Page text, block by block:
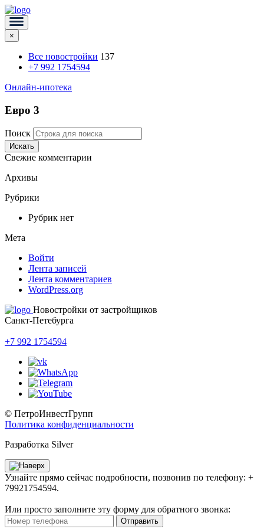
×
Все новостройки 137
+7 992 1754594
Онлайн-ипотека
Евро 3
Поиск
Искать
Свежие комментарии
Архивы
Рубрики
Рубрик нет
Мета
Войти
Лента записей
Лента комментариев
WordPress.org
Новостройки от застройщиков
Санкт-Петебурга
+7 992 1754594
© ПетроИнвестГрупп
Политика конфиденциальности
Разработка Silver
Узнайте прямо сейчас подробности, позвонив по телефону: +
79921754594.
Или просто заполните эту форму для обратного звонка:
Отправить